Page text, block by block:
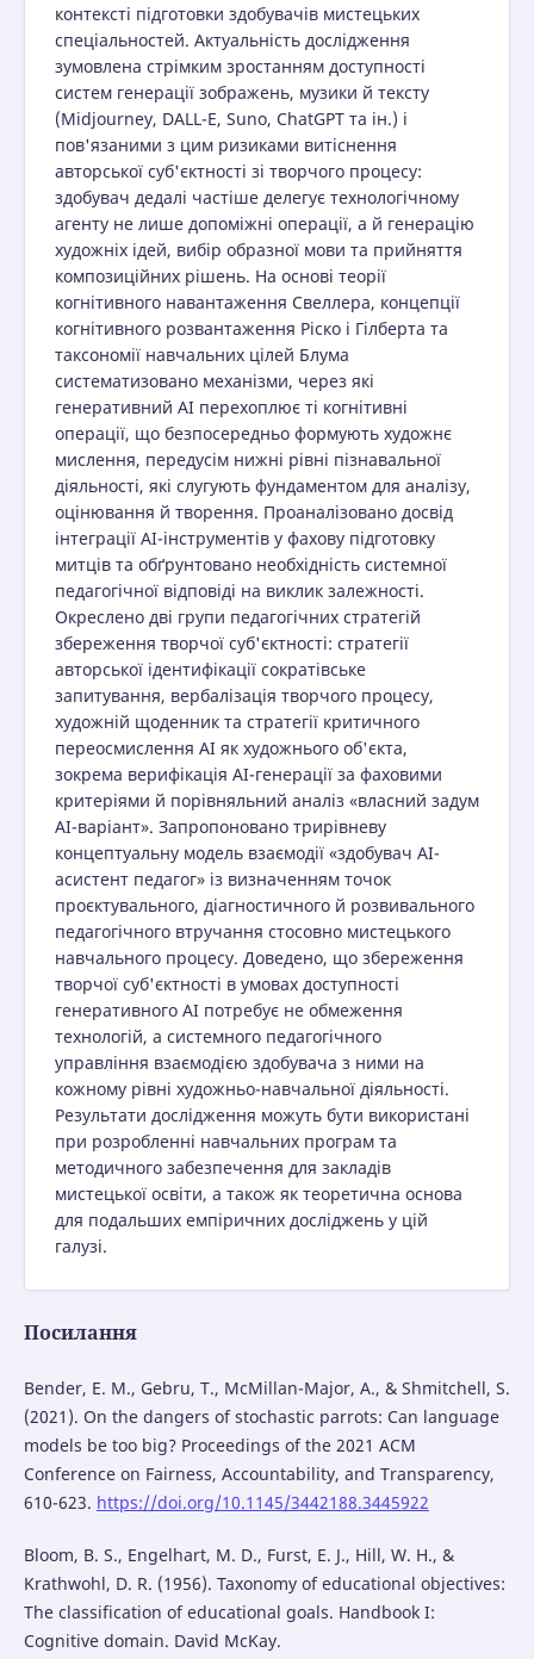
контексті підготовки здобувачів мистецьких
спеціальностей. Актуальність дослідження
зумовлена стрімким зростанням доступності
систем генерації зображень, музики й тексту
(Midjourney, DALL-E, Suno, ChatGPT та ін.) і
пов'язаними з цим ризиками витіснення
авторської суб'єктності зі творчого процесу:
здобувач дедалі частіше делегує технологічному
агенту не лише допоміжні операції, а й генерацію
художніх ідей, вибір образної мови та прийняття
композиційних рішень. На основі теорії
когнітивного навантаження Свеллера, концепції
когнітивного розвантаження Ріско і Гілберта та
таксономії навчальних цілей Блума
систематизовано механізми, через які
генеративний АІ перехоплює ті когнітивні
операції, що безпосередньо формують художнє
мислення, передусім нижні рівні пізнавальної
діяльності, які слугують фундаментом для аналізу,
оцінювання й творення. Проаналізовано досвід
інтеграції АІ-інструментів у фахову підготовку
митців та обґрунтовано необхідність системної
педагогічної відповіді на виклик залежності.
Окреслено дві групи педагогічних стратегій
збереження творчої суб'єктності: стратегії
авторської ідентифікації сократівське
запитування, вербалізація творчого процесу,
художній щоденник та стратегії критичного
переосмислення АІ як художнього об'єкта,
зокрема верифікація АІ-генерації за фаховими
критеріями й порівняльний аналіз «власний задум
АІ-варіант». Запропоновано трирівневу
концептуальну модель взаємодії «здобувач АІ-
асистент педагог» із визначенням точок
проєктувального, діагностичного й розвивального
педагогічного втручання стосовно мистецького
навчального процесу. Доведено, що збереження
творчої суб'єктності в умовах доступності
генеративного АІ потребує не обмеження
технологій, а системного педагогічного
управління взаємодією здобувача з ними на
кожному рівні художньо-навчальної діяльності.
Результати дослідження можуть бути використані
при розробленні навчальних програм та
методичного забезпечення для закладів
мистецької освіти, а також як теоретична основа
для подальших емпіричних досліджень у цій
галузі.
Посилання
Bender, E. M., Gebru, T., McMillan-Major, A., & Shmitchell, S.
(2021). On the dangers of stochastic parrots: Can language
models be too big? Proceedings of the 2021 ACM
Conference on Fairness, Accountability, and Transparency,
610-623. https://doi.org/10.1145/3442188.3445922
Bloom, B. S., Engelhart, M. D., Furst, E. J., Hill, W. H., &
Krathwohl, D. R. (1956). Taxonomy of educational objectives:
The classification of educational goals. Handbook I:
Cognitive domain. David McKay.